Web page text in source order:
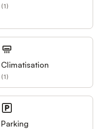
(1)
Climatisation
(1)
Parking